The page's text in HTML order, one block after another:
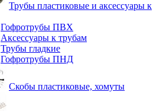
Трубы пластиковые и аксессуары к
Гофротрубы ПВХ
Аксессуары к трубам
Трубы гладкие
Гофротрубы ПНД
Скобы пластиковые, хомуты